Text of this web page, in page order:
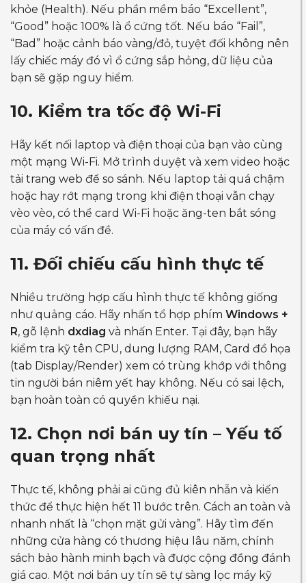
khỏe (Health). Nếu phần mềm báo “Excellent”,
“Good” hoặc 100% là ổ cứng tốt. Nếu báo “Fail”,
“Bad” hoặc cảnh báo vàng/đỏ, tuyệt đối không nên
lấy chiếc máy đó vì ổ cứng sắp hỏng, dữ liệu của
bạn sẽ gặp nguy hiểm.
10. Kiểm tra tốc độ Wi-Fi
Hãy kết nối laptop và điện thoại của bạn vào cùng
một mạng Wi-Fi. Mở trình duyệt và xem video hoặc
tải trang web để so sánh. Nếu laptop tải quá chậm
hoặc hay rớt mạng trong khi điện thoại vẫn chạy
vèo vèo, có thể card Wi-Fi hoặc ăng-ten bắt sóng
của máy có vấn đề.
11. Đối chiếu cấu hình thực tế
Nhiều trường hợp cấu hình thực tế không giống
như quảng cáo. Hãy nhấn tổ hợp phím Windows +
R, gõ lệnh dxdiag và nhấn Enter. Tại đây, bạn hãy
kiểm tra kỹ tên CPU, dung lượng RAM, Card đồ họa
(tab Display/Render) xem có trùng khớp với thông
tin người bán niêm yết hay không. Nếu có sai lệch,
bạn hoàn toàn có quyền khiếu nại.
12. Chọn nơi bán uy tín – Yếu tố
quan trọng nhất
Thực tế, không phải ai cũng đủ kiên nhẫn và kiến
thức để thực hiện hết 11 bước trên. Cách an toàn và
nhanh nhất là “chọn mặt gửi vàng”. Hãy tìm đến
những cửa hàng có thương hiệu lâu năm, chính
sách bảo hành minh bạch và được cộng đồng đánh
giá cao. Một nơi bán uy tín sẽ tự sàng lọc máy kỹ